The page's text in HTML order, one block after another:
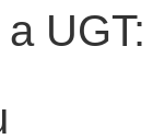
UGT: